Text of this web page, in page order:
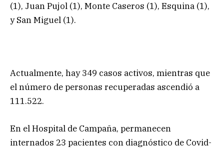
(1), Juan Pujol (1), Monte Caseros (1), Esquina (1),
y San Miguel (1).
Actualmente, hay 349 casos activos, mientras que
el número de personas recuperadas ascendió a
111.522.
En el Hospital de Campaña, permanecen
internados 23 pacientes con diagnóstico de Covid-